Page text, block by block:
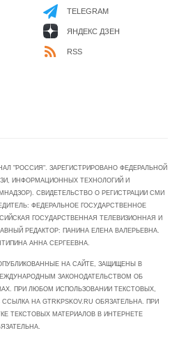
TELEGRAM
ЯНДЕКС ДЗЕН
RSS
"РОССИЯ". ЗАРЕГИСТРИРОВАНО ФЕДЕРАЛЬНОЙ
ИНФОРМАЦИОННЫХ ТЕХНОЛОГИЙ И
СВИДЕТЕЛЬСТВО О РЕГИСТРАЦИИ СМИ
ФЕДЕРАЛЬНОЕ ГОСУДАРСТВЕННОЕ
ГОСУДАРСТВЕННАЯ ТЕЛЕВИЗИОННАЯ И
РЕДАКТОР: ПАНИНА ЕЛЕНА ВАЛЕРЬЕВНА.
АННА СЕРГЕЕВНА.
НА САЙТЕ, ЗАЩИЩЕНЫ В
ЗАКОНОДАТЕЛЬСТВОМ ОБ
ПРИ ЛЮБОМ ИСПОЛЬЗОВАНИИ ТЕКСТОВЫХ,
НА GTRKPSKOV.RU ОБЯЗАТЕЛЬНА. ПРИ
ТЕКСТОВЫХ МАТЕРИАЛОВ В ИНТЕРНЕТЕ